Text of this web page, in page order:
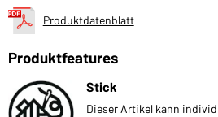
Produktdatenblatt
Produktfeatures
Stick
Dieser Artikel kann